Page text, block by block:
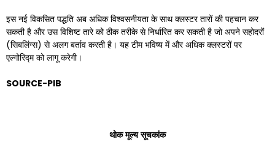
इस नई विकसित पद्धति अब अधिक विश्वसनीयता के साथ क्लस्टर तारों की पहचान कर
सकती है और उस विशिष्ट तारे को ठीक तरीके से निर्धारित कर सकती है जो अपने सहोदरों
(सिबलिंग्स) से अलग बर्ताव करती है। यह टीम भविष्य में और अधिक क्लस्टरों पर
एल्गोरिद्म को लागू करेगी।
SOURCE-PIB
थोक मूल्य सूचकांक